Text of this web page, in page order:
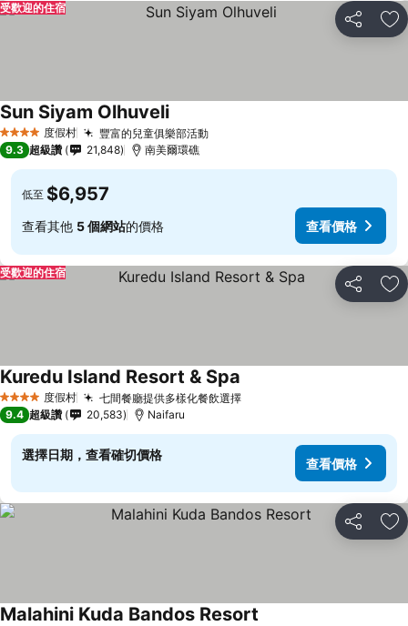
分享 加
受歡迎的住宿
4 星級 度假村 豐富的兒童俱樂部活動
Sun Siyam Olhuveli
9.3 超級讚 21,848 南美爾環礁
低至 $6,957
查看其他 5 個網站的價格 查看價格
分享 加
受歡迎的住宿
4 星級 度假村 七間餐廳提供多樣化餐飲選擇
Kuredu Island Resort & Spa
9.4 超級讚 20,583 Naifaru
選擇日期，查看確切價格
查看價格
分享 加
Malahini Kuda Bandos Resort